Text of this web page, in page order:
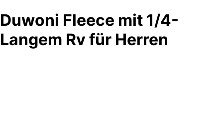
Duwoni Fleece mit 1/4-
Langem Rv für Herren